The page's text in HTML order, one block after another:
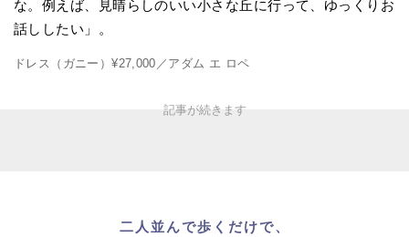
な。例えば、見晴らしのいい小さな丘に行って、ゆっくりお
話ししたい」。
ドレス（ガニー）¥27,000／アダム エ ロペ
二人並んで歩くだけで、